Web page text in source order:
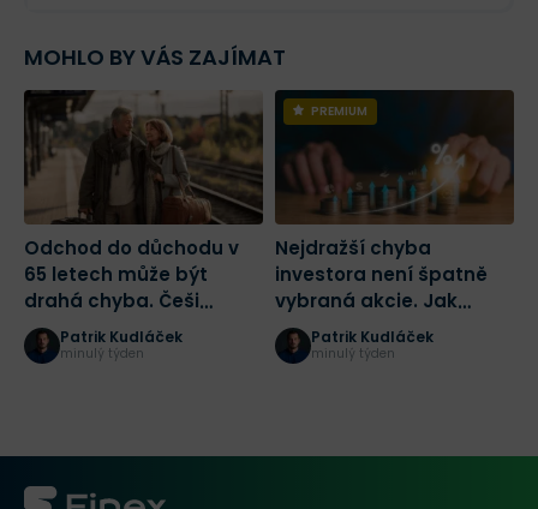
MOHLO BY VÁS ZAJÍMAT
Odchod do důchodu v
65 letech může být
drahá chyba. Češi
přehlížejí 7 zdravých let
Patrik Kudláček
minulý týden
PREMIUM
Nejdražší chyba
investora není špatně
vybraná akcie. Jak
zbytečně nepřijít o
stovky tisíc korun
Patrik Kudláček
minulý týden